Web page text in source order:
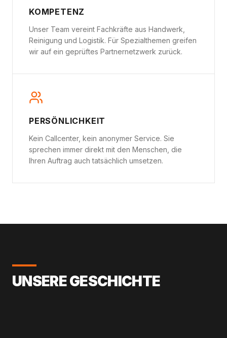
KOMPETENZ
Unser Team vereint Fachkräfte aus Handwerk,
Reinigung und Logistik. Für Spezialthemen greifen
wir auf ein geprüftes Partnernetzwerk zurück.
PERSÖNLICHKEIT
Kein Callcenter, kein anonymer Service. Sie
sprechen immer direkt mit den Menschen, die
Ihren Auftrag auch tatsächlich umsetzen.
UNSERE GESCHICHTE